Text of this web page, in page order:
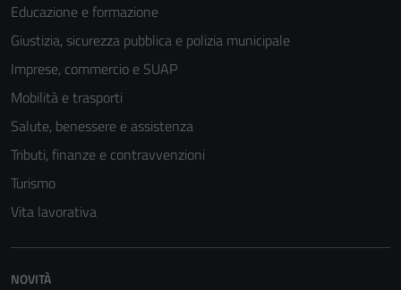
Educazione e formazione
Giustizia, sicurezza pubblica e polizia municipale
Imprese, commercio e SUAP
Mobilità e trasporti
Salute, benessere e assistenza
Tributi, finanze e contravvenzioni
Turismo
Vita lavorativa
NOVITÀ